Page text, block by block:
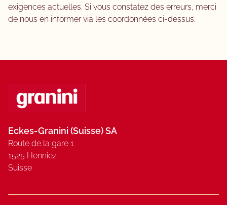
exigences actuelles. Si vous constatez des erreurs, merci
de nous en informer via les coordonnées ci-dessus.
Eckes-Granini (Suisse) SA
Route de la gare 1
1525 Henniez
Suisse